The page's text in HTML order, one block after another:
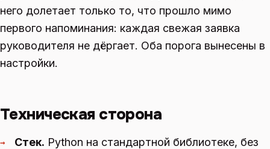
него долетает только то, что прошло мимо
первого напоминания: каждая свежая заявка
руководителя не дёргает. Оба порога вынесены в
настройки.
Техническая сторона
→ Стек. Python на стандартной библиотеке, без